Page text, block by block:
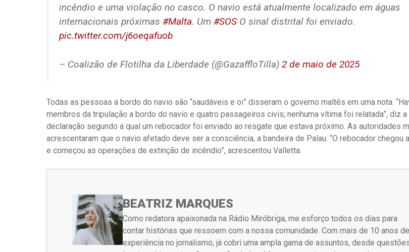
incêndio e uma violação no casco. O navio está atualmente localizado em águas
internacionais próximas #Malta. Um #SOS O sinal distrital foi enviado.
pic.twitter.com/j6oeqafuob
– Coalizão de Flotilha da Liberdade (@GazaffloTilla) 2 de maio de 2025
Todas as pessoas a bordo do navio são “saudáveis ​​e oi” disseram o governo maltês em uma nota.
membros da tripulação a bordo do navio e quatro passageiros civis; nenhuma vítima foi relatada”, diz a
declaração segundo a qual um rebocador foi enviado ao resgate que estava próximo. As autoridades
acrescentaram que o navio afetado deve ser a consciência, a bandeira de Palau. “O rebocador chegou
e começou as operações de extinção de incêndio”, acrescentou Valletta.
BEATRIZ MARQUES
Como redatora apaixonada na Rádio Miróbriga, me esforço todos os dias para
contar histórias que ressoem com a nossa comunidade. Com mais de 10 anos de
experiência no jornalismo, já cobri uma ampla gama de assuntos, desde